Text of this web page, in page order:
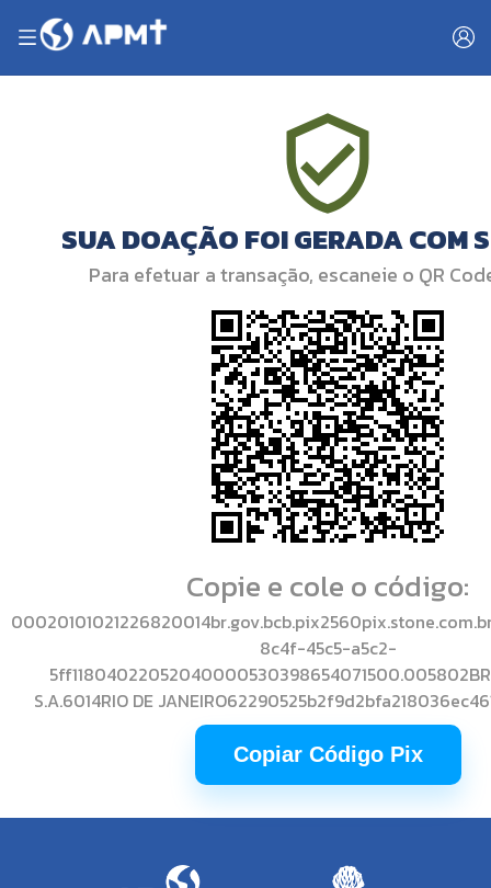
SUA DOAÇÃO FOI GERADA COM
Para efetuar a transação, escaneie o QR
Copie e cole o código:
8c4f-45c5-a5c2-
S.A.6014RIO DE
Copiar Código Pix